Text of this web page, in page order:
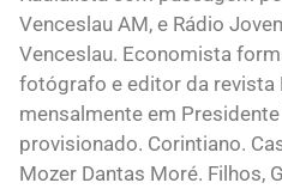
Venceslau AM, e Rádio
Venceslau. Economista
fotógrafo e editor da revista
mensalmente em
provisionado. Corintiano.
Mozer Dantas Moré. Filhos,